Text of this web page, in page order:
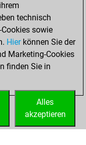
technisch
sowie
Hierkönnen Sie der
Marketing-Cookies
finden Sie in
Alles
akzeptieren